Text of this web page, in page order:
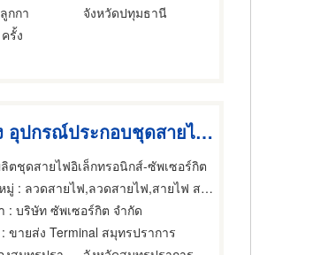
กกา
จังหวัดปทุมธานี
รั้ง
ขายส่ง อุปกรณ์ประกอบชุดสายไฟ Terminal
ตชุดสายไฟอิเล็กทรอนิกส์-ซัพเซอร์กิต
มู่ : ลวดสายไฟ,ลวดสายไฟ,สายไฟ สายเคเบิ้ล
: บริษัท ซัพเซอร์กิต จำกัด
: ขายส่ง Terminal สมุทรปราการ